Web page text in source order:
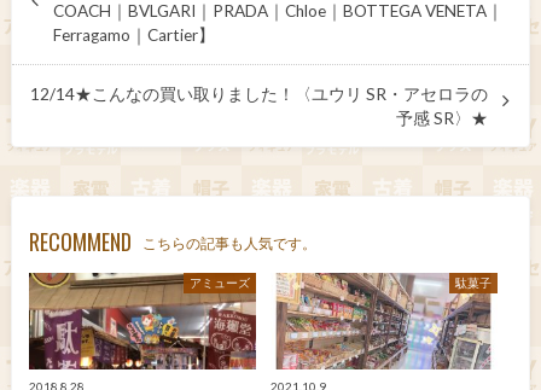
COACH｜BVLGARI｜PRADA｜Chloe｜BOTTEGA VENETA｜
Ferragamo｜Cartier】
12/14★こんなの買い取りました！〈ユウリ SR・アセロラの
予感 SR〉★
RECOMMEND こちらの記事も人気です。
アミューズ
2018.8.28
駄菓子
2021.10.9